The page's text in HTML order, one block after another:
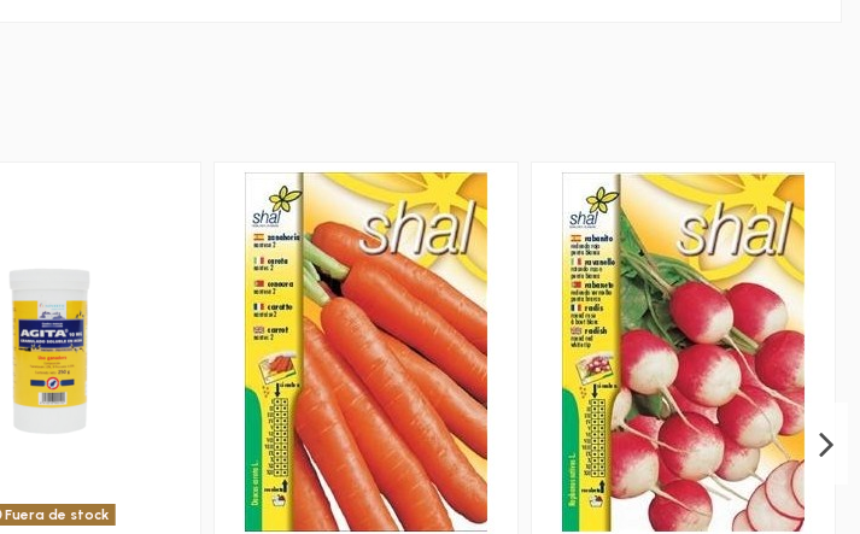
Fuera de stock